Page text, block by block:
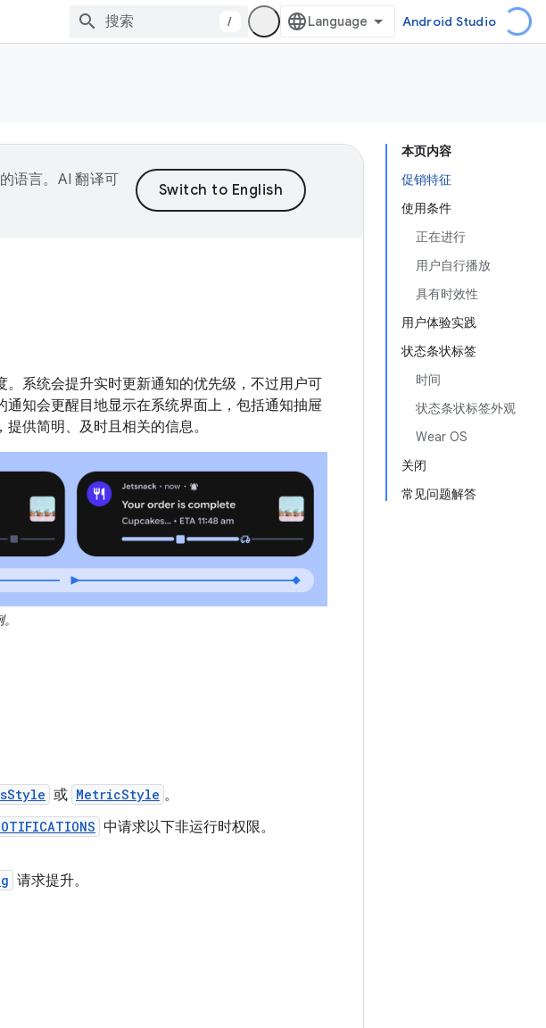
/ Android Studio
本页内容
促销特征
使用条件
正在进行
用户自行播放
具有时效性
用户体验实践
状态条状标签
时间
状态条状标签外观
Wear OS
关闭
常见问题解答
语言。AI 翻译可
系统会提升实时更新通知的优先级，不过用户可
知会更醒目地显示在系统界面上，包括通知抽屉
供简明、及时且相关的信息。
或 MetricStyle 。
中请求以下非运行时权限。
请求提升。